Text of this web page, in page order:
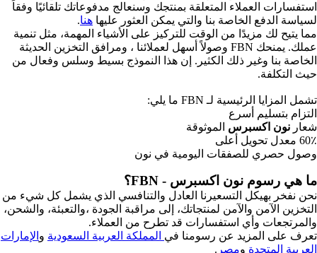
استفسارات العملاء المتعلقة بمنتجك وسنعالج مدفوعاتك تلقائيًا وفقاً
لسياسة الدفع الخاصة بنا والتي يمكن العثور عليها هنا.
مما يتيح لك مزيدًا من الوقت للتركيز على الأشياء المهمة، مثل تنمية
عملك. يمنحك FBN وصولاً أسهل لعملائنا ، ومرافق التخزين الحديثة
الخاصة بنا وغير ذلك الكثير. إن هذا النموذج بسيط وسلس وفعال من
حيث التكلفة.
تشمل المزايا الرئيسية لـ FBN ما يلي:
التزام بتسليم أسرع
شعار نون اكسبرس الموثوقة
60٪ معدل تحويل أعلى
وصول حصري للصفقات اليومية في نون
ما هي رسوم نون اكسبرس - FBN؟
نحن نفخر بهيكل التسعيرنا العادل والتنافسي الذي يشمل كل شيء من
التخزين الآمن والآمن لمنتجاتك، إلى مراقبة الجودة ،والتعبئة، والشحن،
والمرتجعات وأي استفسارات قد تطرح من العملاء.
تعرف على المزيد عن رسومنا في المملكة العربية السعودية و الإمارات
العربية المتحدة ومصر .